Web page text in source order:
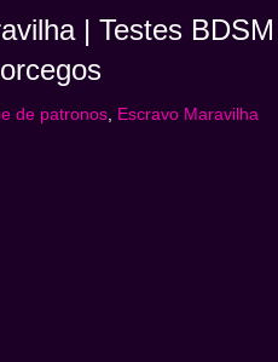
| Testes BDSM
de patronos, Escravo Maravilha